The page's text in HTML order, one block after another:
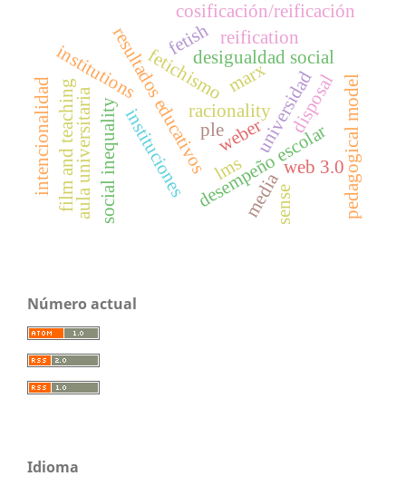
universidad
fetichismo
resultados educativosdesempeño escolar
social inequality
desigualdad social
racionality
weber
institutions
instituciones
fetish
disposal
reification
cosificación/reificación
marx
media
film and teaching ple
lms web 3.0pedagogical model
aula universitaria sense
intencionalidad
Número actual
Idioma